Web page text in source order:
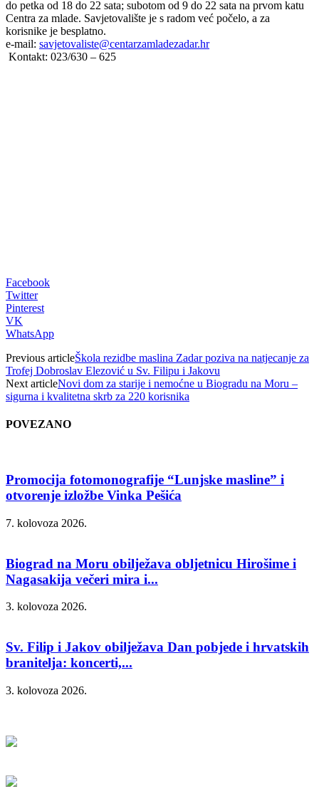
do petka od 18 do 22 sata; subotom od 9 do 22 sata na prvom katu
Centra za mlade. Savjetovalište je s radom već počelo, a za
korisnike je besplatno.
e-mail: savjetovaliste@centarzamladezadar.hr
Kontakt: 023/630 – 625
Facebook
Twitter
Pinterest
VK
WhatsApp
Previous articleŠkola rezidbe maslina Zadar poziva na natjecanje za
Trofej Dobroslav Elezović u Sv. Filipu i Jakovu
Next articleNovi dom za starije i nemoćne u Biogradu na Moru –
sigurna i kvalitetna skrb za 220 korisnika
POVEZANO
Promocija fotomonografije “Lunjske masline” i
otvorenje izložbe Vinka Pešića
7. kolovoza 2026.
Biograd na Moru obilježava obljetnicu Hirošime i
Nagasakija večeri mira i...
3. kolovoza 2026.
Sv. Filip i Jakov obilježava Dan pobjede i hrvatskih
branitelja: koncerti,...
3. kolovoza 2026.